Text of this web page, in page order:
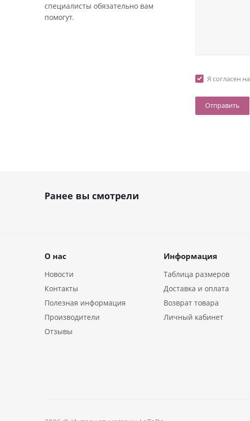
специалисты обязательно вам
помогут.
Я согласен на
Ранее вы смотрели
О нас
Новости
Контакты
Полезная информация
Производители
Отзывы
Информация
Таблица размеров
Доставка и оплата
Возврат товара
Личный кабинет